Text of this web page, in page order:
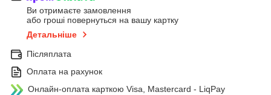
Ви отримаєте замовлення
або гроші повернуться на вашу картку
Детальніше
Післяплата
Оплата на рахунок
Онлайн-оплата карткою Visa, Mastercard - LiqPay